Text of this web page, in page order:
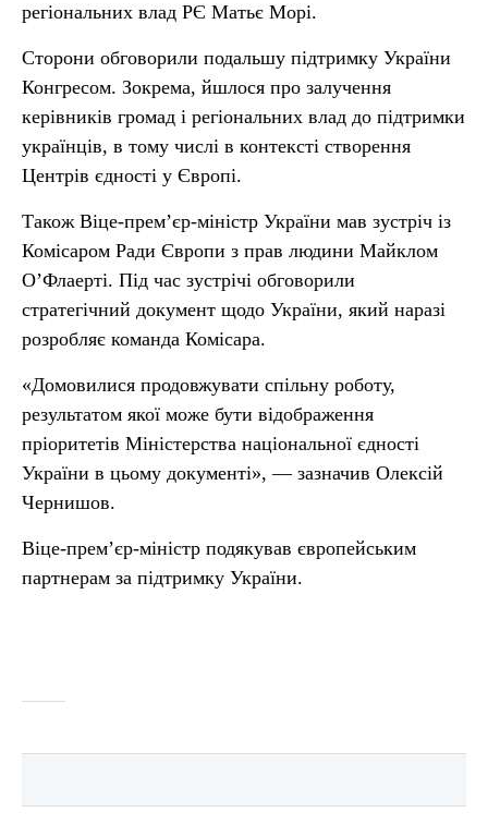
регіональних влад РЄ Матьє Морі.
Сторони обговорили подальшу підтримку України
Конгресом. Зокрема, йшлося про залучення
керівників громад і регіональних влад до підтримки
українців, в тому числі в контексті створення
Центрів єдності у Європі.
Також Віце-прем’єр-міністр України мав зустріч із
Комісаром Ради Європи з прав людини Майклом
О’Флаерті. Під час зустрічі обговорили
стратегічний документ щодо України, який наразі
розробляє команда Комісара.
«Домовилися продовжувати спільну роботу,
результатом якої може бути відображення
пріоритетів Міністерства національної єдності
України в цьому документі», — зазначив Олексій
Чернишов.
Віце-прем’єр-міністр подякував європейським
партнерам за підтримку України.